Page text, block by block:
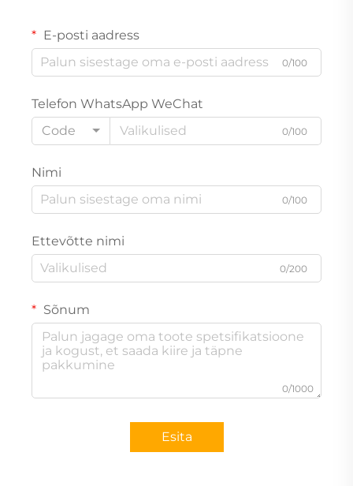
E-posti aadress
0/100
Telefon WhatsApp WeChat
Code
0/100
Nimi
0/100
Ettevõtte nimi
0/200
Sõnum
0/1000
Esita